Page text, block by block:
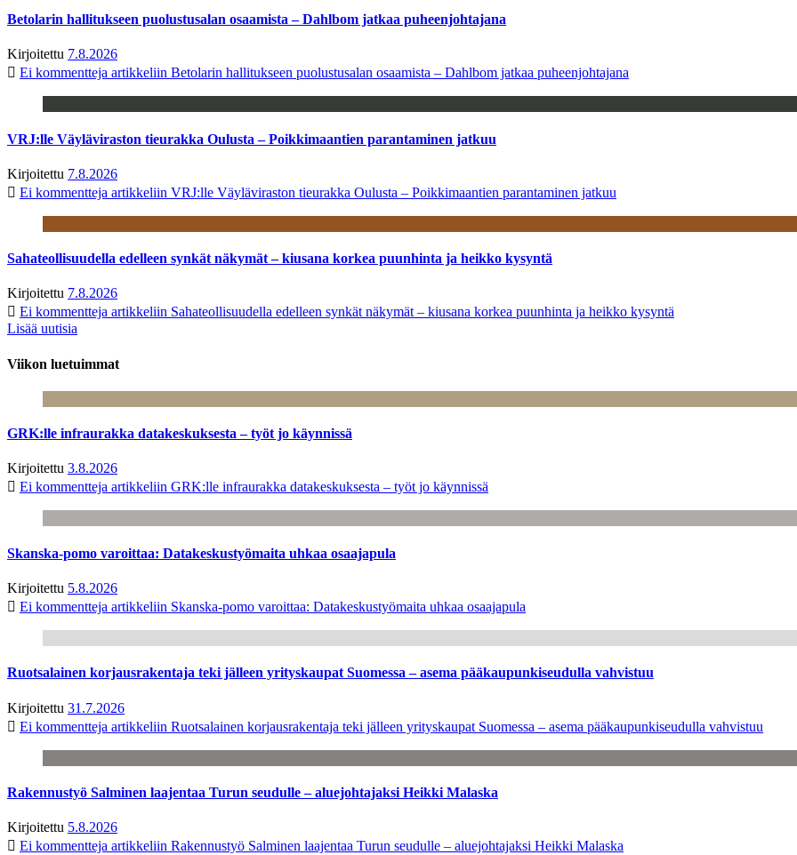
Betolarin hallitukseen puolustusalan osaamista – Dahlbom jatkaa puheenjohtajana
Kirjoitettu 7.8.2026
Ei kommentteja artikkeliin Betolarin hallitukseen puolustusalan osaamista – Dahlbom jatkaa puheenjohtajana
VRJ:lle Väyläviraston tieurakka Oulusta – Poikkimaantien parantaminen jatkuu
Kirjoitettu 7.8.2026
Ei kommentteja artikkeliin VRJ:lle Väyläviraston tieurakka Oulusta – Poikkimaantien parantaminen jatkuu
Sahateollisuudella edelleen synkät näkymät – kiusana korkea puunhinta ja heikko kysyntä
Kirjoitettu 7.8.2026
Ei kommentteja artikkeliin Sahateollisuudella edelleen synkät näkymät – kiusana korkea puunhinta ja heikko kysyntä
Lisää uutisia
Viikon luetuimmat
GRK:lle infraurakka datakeskuksesta – työt jo käynnissä
Kirjoitettu 3.8.2026
Ei kommentteja artikkeliin GRK:lle infraurakka datakeskuksesta – työt jo käynnissä
Skanska-pomo varoittaa: Datakeskustyömaita uhkaa osaajapula
Kirjoitettu 5.8.2026
Ei kommentteja artikkeliin Skanska-pomo varoittaa: Datakeskustyömaita uhkaa osaajapula
Ruotsalainen korjausrakentaja teki jälleen yrityskaupat Suomessa – asema pääkaupunkiseudulla vahvistuu
Kirjoitettu 31.7.2026
Ei kommentteja artikkeliin Ruotsalainen korjausrakentaja teki jälleen yrityskaupat Suomessa – asema pääkaupunkiseudulla vahvistuu
Rakennustyö Salminen laajentaa Turun seudulle – aluejohtajaksi Heikki Malaska
Kirjoitettu 5.8.2026
Ei kommentteja artikkeliin Rakennustyö Salminen laajentaa Turun seudulle – aluejohtajaksi Heikki Malaska